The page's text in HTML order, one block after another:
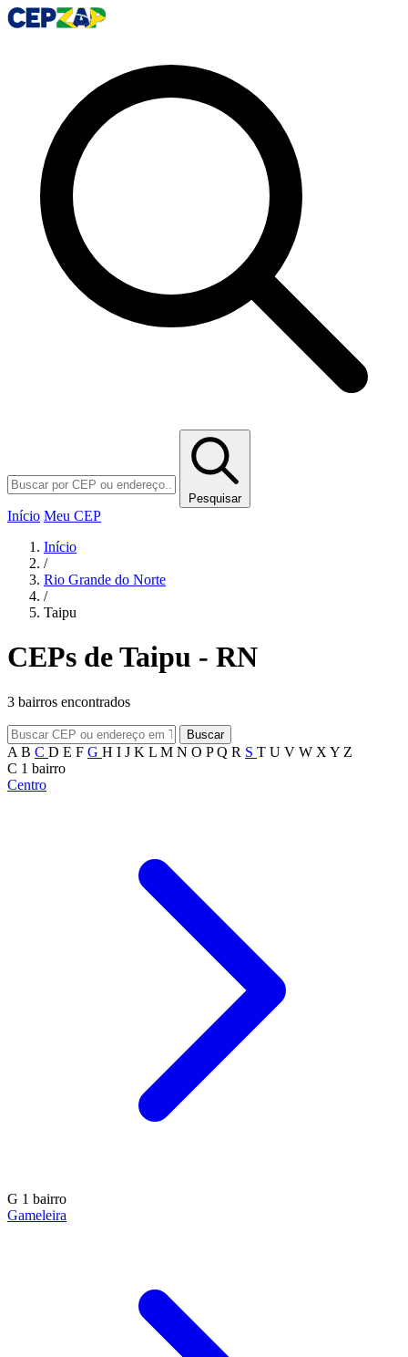
Pesquisar
Início Meu CEP
Início
/
Rio Grande do Norte
/
Taipu
CEPs de Taipu - RN
3 bairros encontrados
Buscar
A B C D E F G H I J K L M N O PQ R S T U V W X Y Z
C 1 bairro
Centro
G 1 bairro
Gameleira